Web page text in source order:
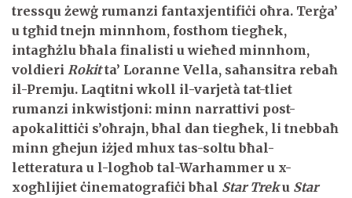
tressqu żewġ rumanzi fantaxjentifiċi oħra. Terġa’
u tgħid tnejn minnhom, fosthom tiegħek,
intagħżlu bħala finalisti u wieħed minnhom,
voldieri Rokitta’ Loranne Vella, saħansitra rebaħ
il-Premju. Laqtitni wkoll il-varjetà tat-tliet
rumanzi inkwistjoni: minn narrattivi post-
apokalittiċi s’oħrajn, bħal dan tiegħek, li tnebbaħ
minn għejun iżjed mhux tas-soltu bħal-
letteratura u l-logħob tal-Warhammer u x-
xogħlijiet ċinematografiċi bħal Star Treku Star